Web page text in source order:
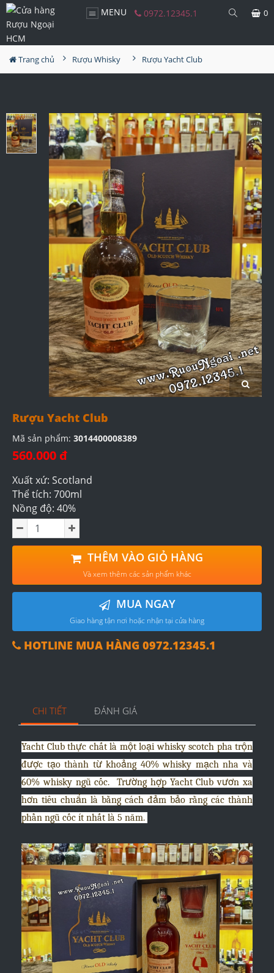
MENU 0972.12345.1 0
Trang chủ Rượu Whisky Rượu Yacht Club
Rượu Yacht Club
Mã sản phẩm: 3014400008389
560.000 đ
Xuất xứ: Scotland
Thể tích: 700ml
Nồng độ: 40%
THÊM VÀO GIỎ HÀNG
Và xem thêm các sản phẩm khác
MUA NGAY
Giao hàng tận nơi hoặc nhận tại cửa hàng
HOTLINE MUA HÀNG 0972.12345.1
CHI TIẾT ĐÁNH GIÁ
Yacht Club thực chất là một loại whisky scotch pha trộn
được tạo thành từ khoảng 40% whisky mạch nha và
60% whisky ngũ cốc.
Trường hợp Yacht Club vươn xa
hơn tiêu chuẩn là bằng cách đảm bảo rằng các thành
phần ngũ cốc ít nhất là 5 năm.